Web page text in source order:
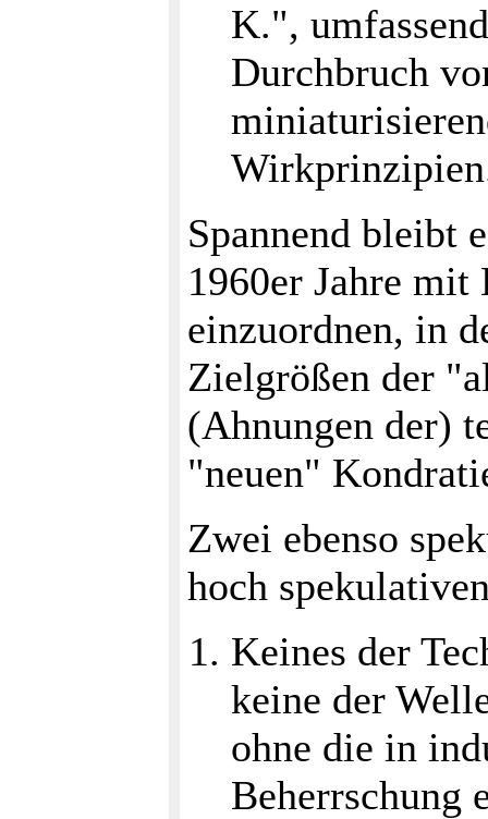
K.",
Durchbruch
Spannend bleibt
1960er Jahre
einzuordnen, in
Zielgrößen der
(Ahnungen der)
"neuen"
Zwei ebenso
hoch
Keines der
keine der
ohne die in
Beherrschung